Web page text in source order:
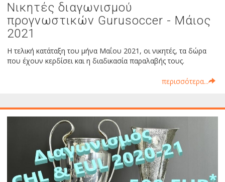
Νικητές διαγωνισμού
προγνωστικών Gurusoccer - Μάιος
2021
Η τελική κατάταξη του μήνα Μαΐου 2021, οι νικητές, τα δώρα
που έχουν κερδίσει και η διαδικασία παραλαβής τους.
περισσότερα...